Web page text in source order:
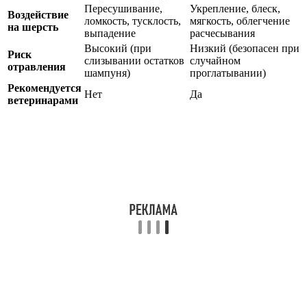
Воздействие
на шерсть
Пересушивание,
ломкость, тусклость,
выпадение
Укрепление, блеск,
мягкость, облегчение
расчесывания
Риск
отравления
Высокий (при
слизывании остатков
шампуня)
Низкий (безопасен при
случайном
проглатывании)
Рекомендуется
ветеринарами
Нет Да